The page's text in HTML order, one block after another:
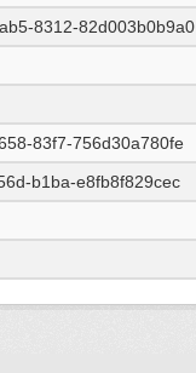
8312-82d003b0b9a0
83f7-756d30a780fe
b1ba-e8fb8f829cec